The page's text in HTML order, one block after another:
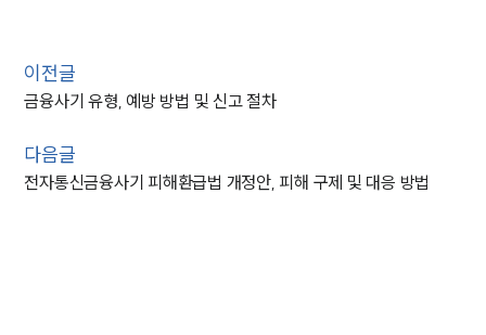
이전글
금융사기 유형, 예방 방법 및 신고 절차
다음글
전자통신금융사기 피해환급법 개정안, 피해 구제 및 대응 방법